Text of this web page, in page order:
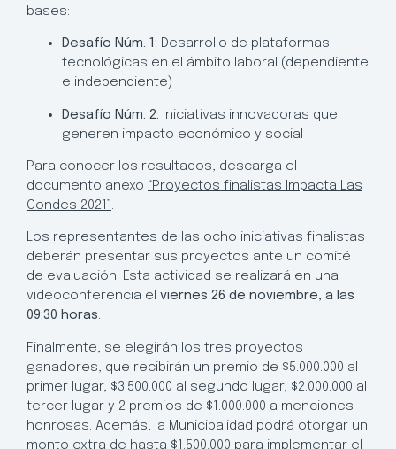
bases:
Desafío Núm. 1: Desarrollo de plataformas
tecnológicas en el ámbito laboral (dependiente
e independiente)
Desafío Núm. 2: Iniciativas innovadoras que
generen impacto económico y social
Para conocer los resultados, descarga el
documento anexo “Proyectos finalistas Impacta Las
Condes 2021”.
Los representantes de las ocho iniciativas finalistas
deberán presentar sus proyectos ante un comité
de evaluación. Esta actividad se realizará en una
videoconferencia el viernes 26 de noviembre, a las
09:30 horas.
Finalmente, se elegirán los tres proyectos
ganadores, que recibirán un premio de $5.000.000 al
primer lugar, $3.500.000 al segundo lugar, $2.000.000 al
tercer lugar y 2 premios de $1.000.000 a menciones
honrosas. Además, la Municipalidad podrá otorgar un
monto extra de hasta $1.500.000 para implementar el